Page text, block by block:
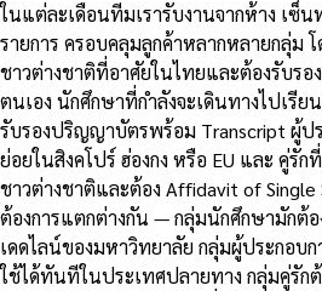
ในแต่ละเดือนทีมเรารับงานจากห้าง เซ็น
รายการ ครอบคลุมลูกค้าหลากหลายกลุ่ม
ชาวต่างชาติที่อาศัยในไทยและต้องรับรอ
ตนเอง นักศึกษาที่กำลังจะเดินทางไปเรีย
รับรองปริญญาบัตรพร้อม Transcript ผู้ป
ย่อยในสิงคโปร์ ฮ่องกง หรือ EU และ คู่รัก
ชาวต่างชาติและต้อง Affidavit of
ต้องการแตกต่างกัน — กลุ่มนักศึกษามักต้อ
เดดไลน์ของมหาวิทยาลัย กลุ่มผู้ประกอบก
ใช้ได้ทันทีในประเทศปลายทาง กลุ่มคู่รัก